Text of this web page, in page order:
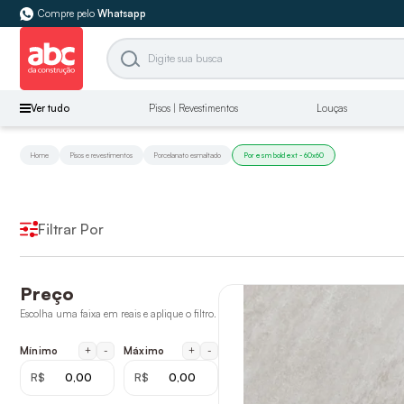
Compre pelo Whatsapp
Ver tudo Pisos | Revestimentos Louças
Home Pisos e revestimentos Porcelanato esmaltado Por esm bold ext - 60x60
Filtrar Por
Preço
Escolha uma faixa em reais e aplique o filtro.
Mínimo + -
R$
Máximo + -
R$